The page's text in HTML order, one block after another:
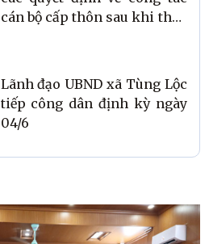
cán bộ cấp thôn sau khi thực
Lãnh đạo UBND xã Tùng Lộc
tiếp công dân định kỳ ngày
04/6